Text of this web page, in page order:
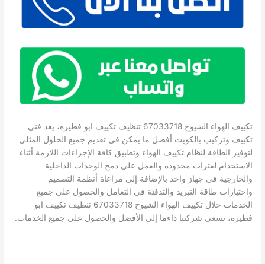
تكييف الهواء الشيوخ 67033718 تنظيف تكييف ابو فطيره، يعد فني
تكييف وتركيب بالكويت أفضل ما يمكن في تقديم جميع الحلول المثلى
لتوفير الطاقة لنظام تكييف الهواء وتطبيق كافة الإجراءات اللازمة أثناء
الاستخدام لفترات محدوده والعمل على دمج الوحدات الداخلية
والخارجية في جهاز واحد بالإضافة إلى مراعاة أنظمة التصميم
واختبارات طاقة التبريد والتدفئة في التعامل والحصول على جميع
الخدمات خلال تكييف الهواء الشيوخ 67033718 تنظيف تكييف ابو
فطيره، تسعي شركتنا داءما إلى الأفضل والحصول على جميع الخدمات.